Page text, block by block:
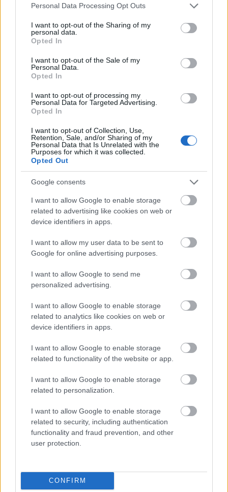
Please note that this website/app uses one or more Google
not limited to your visit or usage behaviour. You may click to
grant or deny consent to Google and its third-party tags to
use your data for below specified purposes in below Google
consent section.
Personal Data Processing Opt Outs
I want to opt-out of the Sharing of my
personal data.
Opted In
I want to opt-out of the Sale of my
Personal Data.
Opted In
I want to opt-out of processing my
Personal Data for Targeted Advertising.
Opted In
I want to opt-out of Collection, Use,
Retention, Sale, and/or Sharing of my
Personal Data that Is Unrelated with the
Purposes for which it was collected.
Opted Out
Google consents
I want to allow Google to enable storage
related to advertising like cookies on web or
device identifiers in apps.
I want to allow my user data to be sent to
Google for online advertising purposes.
I want to allow Google to send me
personalized advertising.
I want to allow Google to enable storage
related to analytics like cookies on web or
device identifiers in apps.
I want to allow Google to enable storage
related to functionality of the website or app.
I want to allow Google to enable storage
related to personalization.
I want to allow Google to enable storage
related to security, including authentication
functionality and fraud prevention, and other
user protection.
CONFIRM
Pixel heaven 2014
•
Ha nem lenne benne a címben, akár találós
megrendezésre kerülő Pixel Heaven 2014 retró-
rendezvény hivatalos meghívóját, vagyis jelen
esetben egy élő szereplős Another World intro-
kivitelezést... A Pixel Heaven (link),…
Videójátékos videóklipek
Sunsetjoy•2014. május 23.
A minap összefutottam egy videóval (mármint zenei
videójátékokhoz hasonlatos képi világ szolgáltatta-
természetesen a zenével mély egyetértésben. Ennek
kapcsán úgy gondoltam, kicsit feltúrom az
internetet, hogy milyen hasonlókat…